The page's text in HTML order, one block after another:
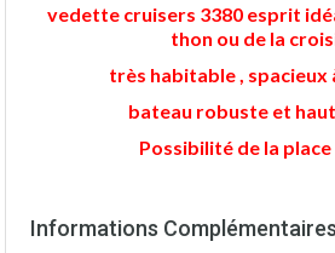
vedette cruisers 3380 esprit
thon ou de la
très habitable , spacieux
bateau robuste et haut
Possibilité de la
Informations Complémentaires